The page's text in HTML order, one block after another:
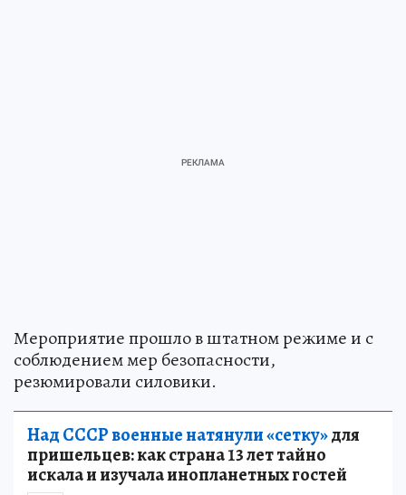
Мероприятие прошло в штатном режиме и с
соблюдением мер безопасности,
резюмировали силовики.
Над СССР военные натянули «сетку»для
пришельцев: как страна 13 лет тайно
искала и изучала инопланетных гостей